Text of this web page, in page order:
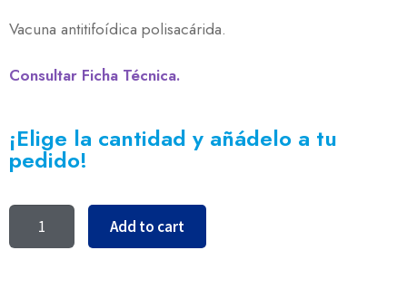
Vacuna antitifoídica polisacárida.
Consultar Ficha Técnica.
¡Elige la cantidad y añádelo a tu
pedido!
Add to cart